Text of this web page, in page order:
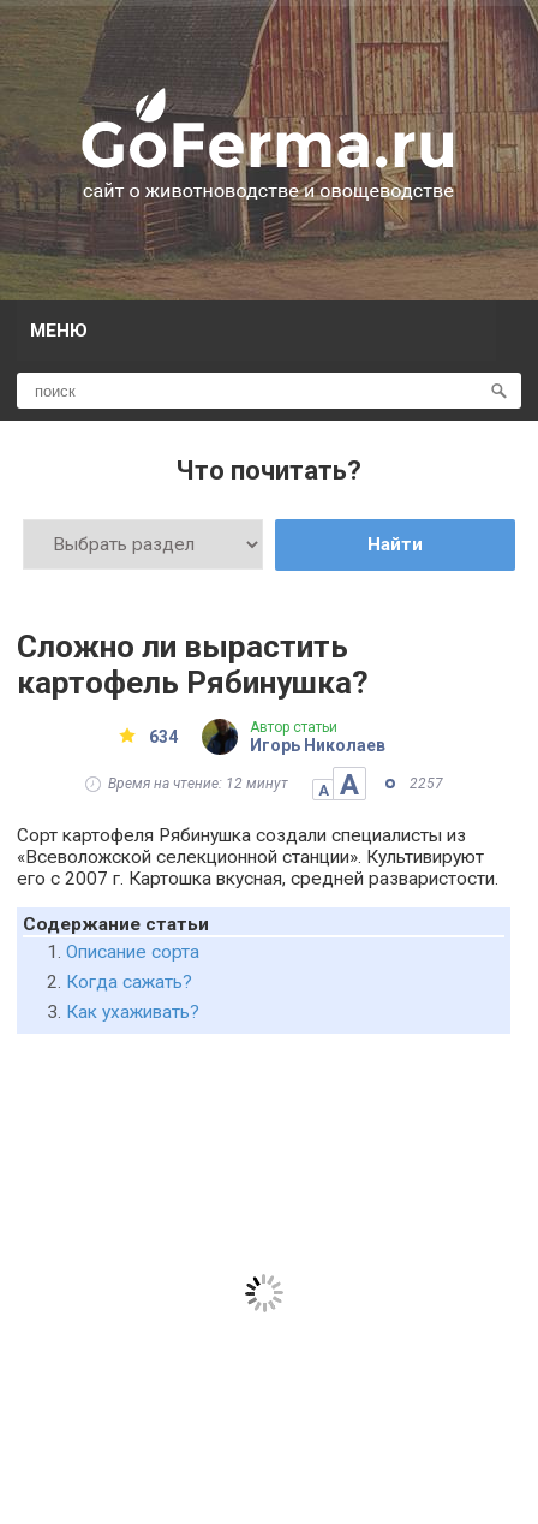
МЕНЮ
Что почитать?
Найти
Сложно ли вырастить
картофель Рябинушка?
634 Автор статьи
Игорь Николаев
Время на чтение: 12 минут А А 2257
Сорт картофеля Рябинушка создали специалисты из
«Всеволожской селекционной станции». Культивируют
его с 2007 г. Картошка вкусная, средней разваристости.
Содержание статьи
Описание сорта
Когда сажать?
Как ухаживать?